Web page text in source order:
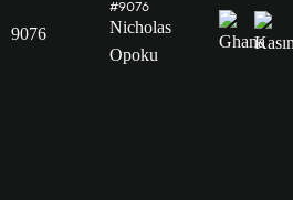
9076
#9076
Nicholas
Opoku